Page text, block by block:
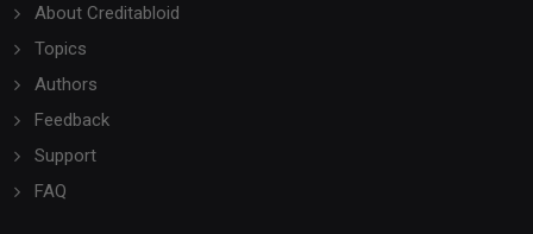
About Creditabloid
Topics
Authors
Feedback
Support
FAQ